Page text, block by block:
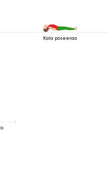
Kala poseeraa